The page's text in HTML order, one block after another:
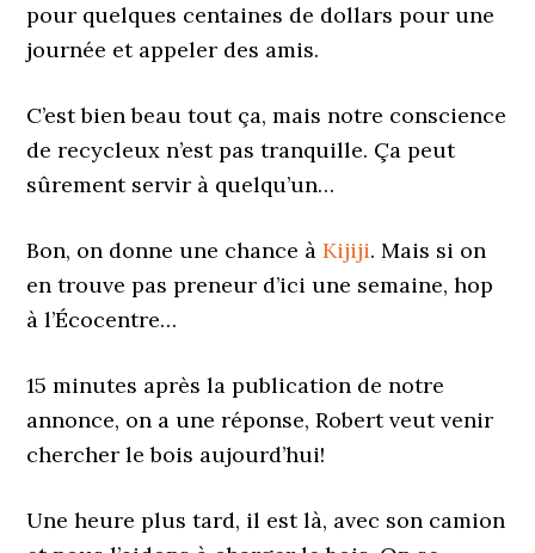
pour quelques centaines de dollars pour une
journée et appeler des amis.
C’est bien beau tout ça, mais notre conscience
de recycleux n’est pas tranquille. Ça peut
sûrement servir à quelqu’un…
Bon, on donne une chance àKijiji. Mais si on
en trouve pas preneur d’ici une semaine, hop
à l’Écocentre…
15 minutes après la publication de notre
annonce, on a une réponse, Robert veut venir
chercher le bois aujourd’hui!
Une heure plus tard, il est là, avec son camion